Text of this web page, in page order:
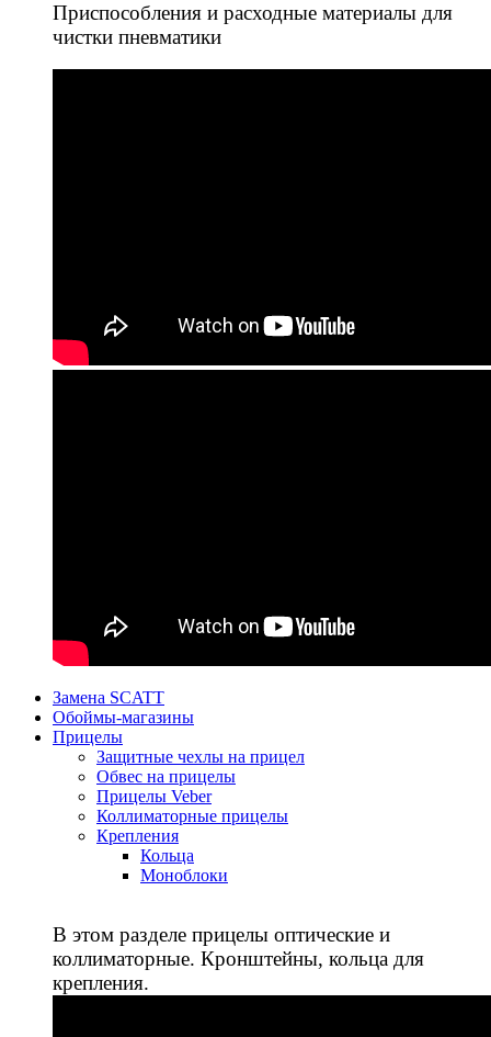
Приспособления и расходные материалы для
чистки пневматики
Замена SCATT
Обоймы-магазины
Прицелы
Защитные чехлы на прицел
Обвес на прицелы
Прицелы Veber
Коллиматорные прицелы
Крепления
Кольца
Моноблоки
В этом разделе прицелы оптические и
коллиматорные. Кронштейны, кольца для
крепления.